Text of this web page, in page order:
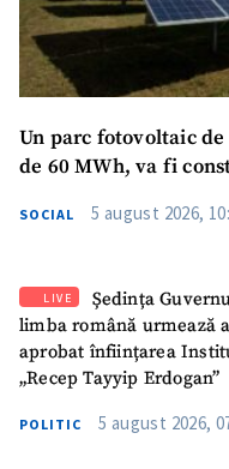
Un parc fotovoltaic de
de 60 MWh, va fi
SOCIAL 5 august 2026,
LIVE
Ședința
limba română urmează
aprobat înființarea
„Recep Tayyip Erdogan”
POLITIC 5 august 2026,